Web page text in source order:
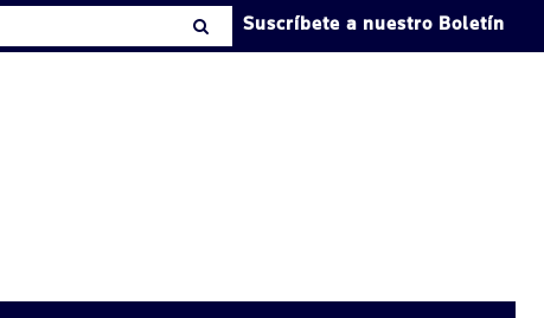
Suscríbete a nuestro Boletín